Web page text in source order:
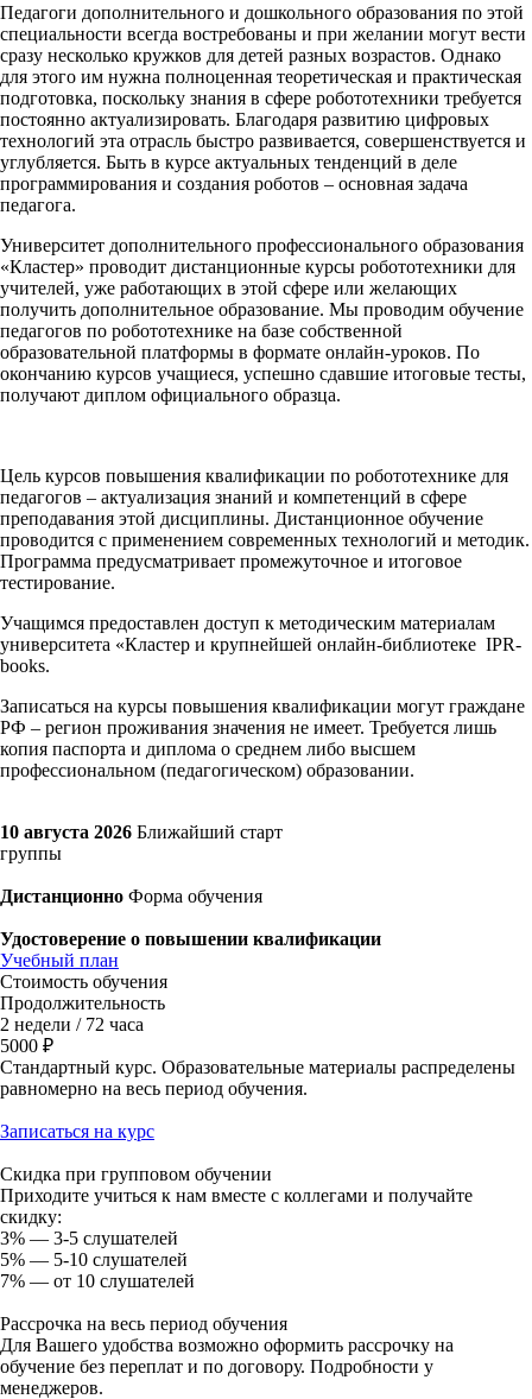
Педагоги дополнительного и дошкольного образования по этой
специальности всегда востребованы и при желании могут вести
сразу несколько кружков для детей разных возрастов. Однако
для этого им нужна полноценная теоретическая и практическая
подготовка, поскольку знания в сфере робототехники требуется
постоянно актуализировать. Благодаря развитию цифровых
технологий эта отрасль быстро развивается, совершенствуется и
углубляется. Быть в курсе актуальных тенденций в деле
программирования и создания роботов – основная задача
педагога.
Университет дополнительного профессионального образования
«Кластер» проводит дистанционные курсы робототехники для
учителей, уже работающих в этой сфере или желающих
получить дополнительное образование. Мы проводим обучение
педагогов по робототехнике на базе собственной
образовательной платформы в формате онлайн-уроков. По
окончанию курсов учащиеся, успешно сдавшие итоговые тесты,
получают диплом официального образца.
Цель курсов повышения квалификации по робототехнике для
педагогов – актуализация знаний и компетенций в сфере
преподавания этой дисциплины. Дистанционное обучение
проводится с применением современных технологий и методик.
Программа предусматривает промежуточное и итоговое
тестирование.
Учащимся предоставлен доступ к методическим материалам
университета «Кластер и крупнейшей онлайн-библиотеке IPR-
books.
Записаться на курсы повышения квалификации могут граждане
РФ – регион проживания значения не имеет. Требуется лишь
копия паспорта и диплома о среднем либо высшем
профессиональном (педагогическом) образовании.
10 августа 2026 Ближайший старт
группы
Дистанционно Форма обучения
Удостоверение о повышении квалификации
Учебный план
Стоимость обучения
Продолжительность
2 недели / 72 часа
5000 ₽
Стандартный курс. Образовательные материалы распределены
равномерно на весь период обучения.
Записаться на курс
Скидка при групповом обучении
Приходите учиться к нам вместе с коллегами и получайте
скидку:
3% — 3-5 слушателей
5% — 5-10 слушателей
7% — от 10 слушателей
Рассрочка на весь период обучения
Для Вашего удобства возможно оформить рассрочку на
обучение без переплат и по договору. Подробности у
менеджеров.